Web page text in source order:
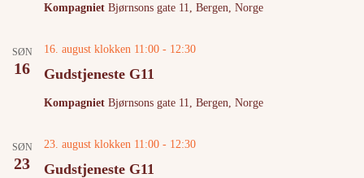
Kompagniet Bjørnsons gate 11, Bergen, Norge
SØN
16 Gudstjeneste G11
16. august klokken 11:00 - 12:30
Kompagniet Bjørnsons gate 11, Bergen, Norge
SØN
23 Gudstjeneste G11
23. august klokken 11:00 - 12:30